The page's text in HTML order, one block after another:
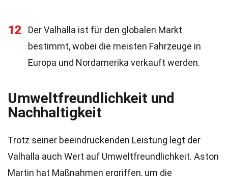
12
Der Valhalla ist für den globalen Markt
bestimmt, wobei die meisten Fahrzeuge in
Europa und Nordamerika verkauft werden.
Umweltfreundlichkeit und
Nachhaltigkeit
Trotz seiner beeindruckenden Leistung legt der
Valhalla auch Wert auf Umweltfreundlichkeit. Aston
Martin hat Maßnahmen ergriffen, um die